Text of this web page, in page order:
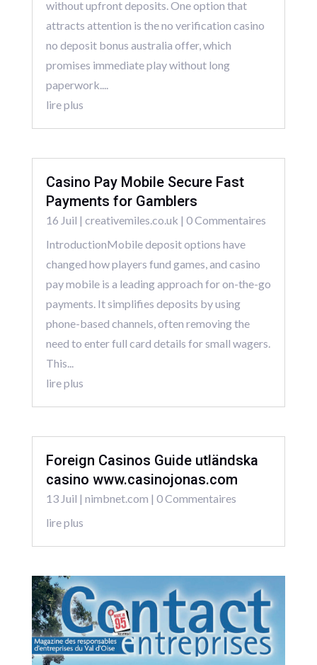
without upfront deposits. One option that
attracts attention is the no verification casino
no deposit bonus australia offer, which
promises immediate play without long
paperwork....
lire plus
Casino Pay Mobile Secure Fast
Payments for Gamblers
16 Juil | creativemiles.co.uk | 0 Commentaires
IntroductionMobile deposit options have
changed how players fund games, and casino
pay mobile is a leading approach for on-the-go
payments. It simplifies deposits by using
phone-based channels, often removing the
need to enter full card details for small wagers.
This...
lire plus
Foreign Casinos Guide utländska
casino www.casinojonas.com
13 Juil | nimbnet.com | 0 Commentaires
lire plus